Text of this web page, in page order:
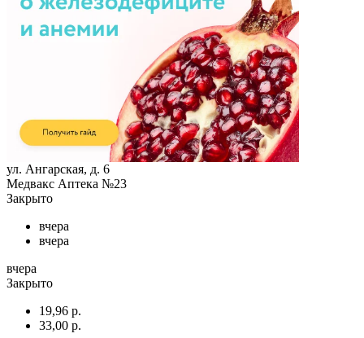
ул. Ангарская, д. 6
Медвакс Аптека №23
Закрыто
вчера
вчера
вчера
Закрыто
19,96 р.
33,00 р.